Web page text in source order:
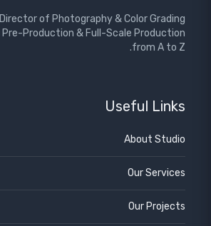
Director of Photography & Color Grading
Pre-Production & Full-Scale Production
from A to Z.
Useful Links
About Studio
Our Services
Our Projects